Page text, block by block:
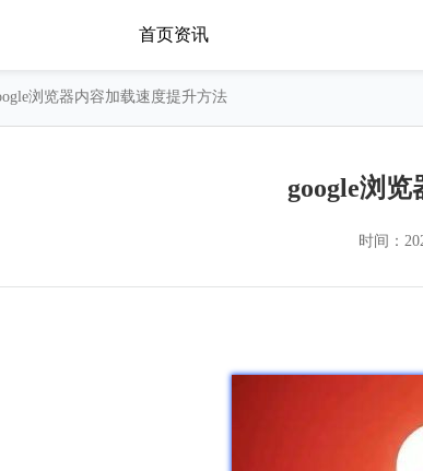
首页资讯
浏览器内容加载速度提升方法
google浏
时间：